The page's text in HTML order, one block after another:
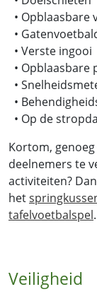
•
•
• Verste
•
•
•
• Op de
Kortom,
deelnemers te
activiteiten?
het
tafelvoetbalspel.
Veiligheid